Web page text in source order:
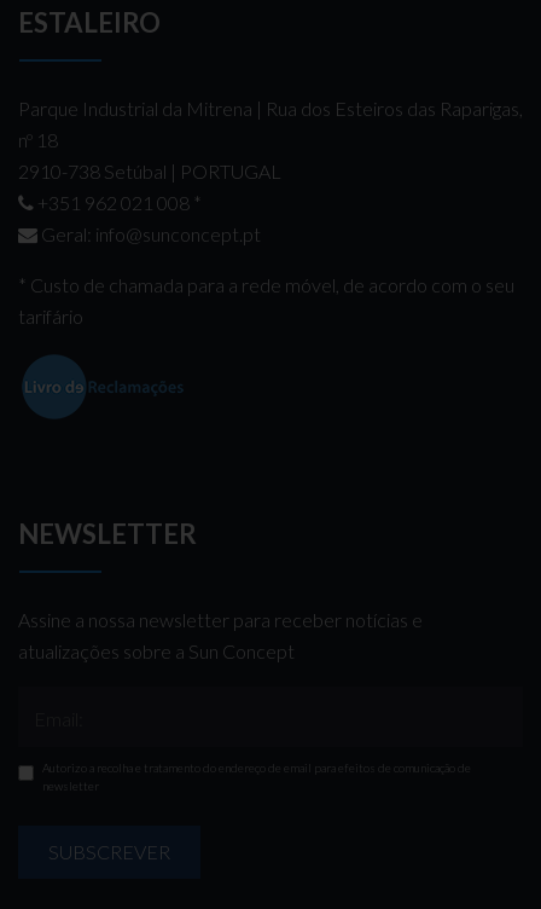
ESTALEIRO
Parque Industrial da Mitrena | Rua dos Esteiros das Raparigas,
nº 18
2910-738 Setúbal | PORTUGAL
+351 962 021 008 *
Geral: info@sunconcept.pt
* Custo de chamada para a rede móvel, de acordo com o seu
tarifário
NEWSLETTER
Assine a nossa newsletter para receber notícias e
atualizações sobre a Sun Concept
Autorizo a recolha e tratamento do endereço de email para efeitos de comunicação de
newsletter
SUBSCREVER